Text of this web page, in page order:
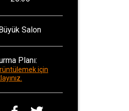
Salon
Planı:
için